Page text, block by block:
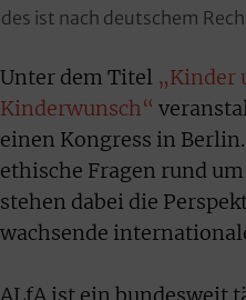
ist nach deutschem
Unter dem Titel „Kinder
Kinderwunsch“
einen Kongress in
ethische Fragen rund
stehen dabei die
wachsende
ALfA ist ein bundesweit